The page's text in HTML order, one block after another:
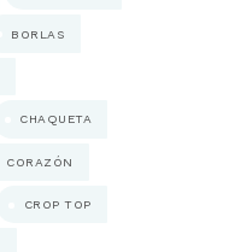
BORLAS
CHAQUETA
CORAZÓN
CROP TOP